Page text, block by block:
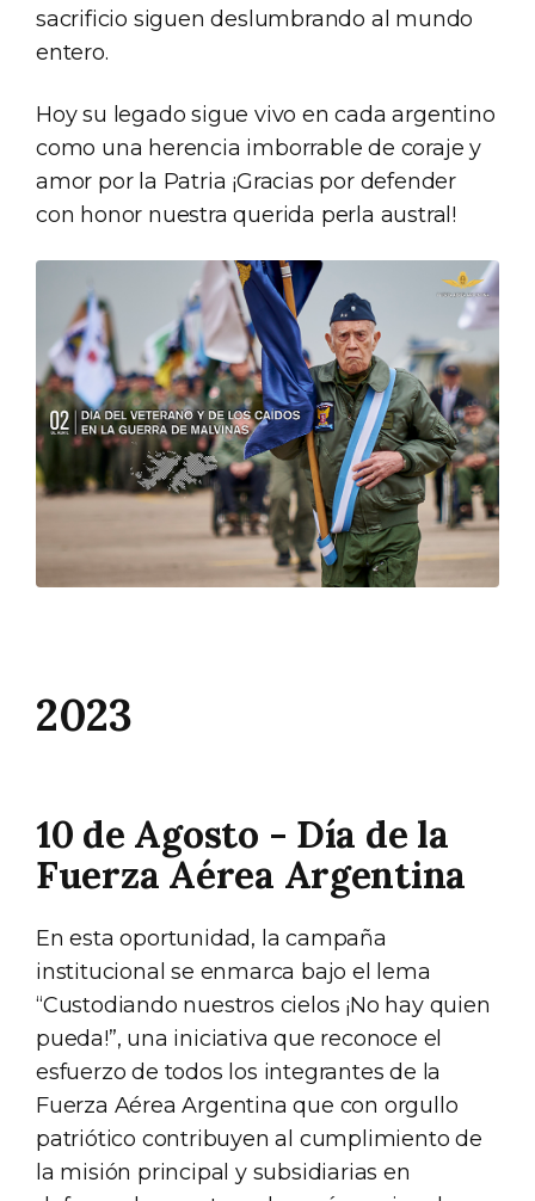
sacrificio siguen deslumbrando al mundo
entero.
Hoy su legado sigue vivo en cada argentino
como una herencia imborrable de coraje y
amor por la Patria ¡Gracias por defender
con honor nuestra querida perla austral!
2023
10 de Agosto - Día de la
Fuerza Aérea Argentina
En esta oportunidad, la campaña
institucional se enmarca bajo el lema
“Custodiando nuestros cielos ¡No hay quien
pueda!”, una iniciativa que reconoce el
esfuerzo de todos los integrantes de la
Fuerza Aérea Argentina que con orgullo
patriótico contribuyen al cumplimiento de
la misión principal y subsidiarias en